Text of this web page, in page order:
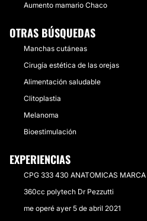
Aumento mamario Chaco
OTRAS BÚSQUEDAS
Manchas cutáneas
Cirugía estética de las orejas
Alimentación saludable
Clitoplastia
Melanoma
Bioestimulación
EXPERIENCIAS
CPG 333 430 ANATOMICAS MARCA
360cc polytech Dr Pezzutti
me operé ayer 5 de abril 2021